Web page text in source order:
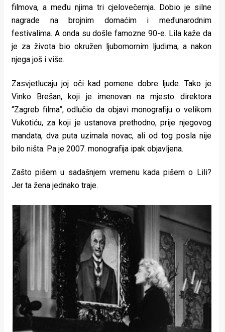
filmova, a među njima tri cjelovečernja. Dobio je silne
nagrade na brojnim domaćim i međunarodnim
festivalima. A onda su došle famozne 90-e. Lila kaže da
je za života bio okružen ljubomornim ljudima, a nakon
njega još i više.
Zasvjetlucaju joj oči kad pomene dobre ljude. Tako je
Vinko Brešan, koji je imenovan na mjesto direktora
“Zagreb filma”, odlučio da objavi monografiju o velikom
Vukotiću, za koji je ustanova prethodno, prije njegovog
mandata, dva puta uzimala novac, ali od tog posla nije
bilo ništa. Pa je 2007. monografija ipak objavljena.
Zašto pišem u sadašnjem vremenu kada pišem o Lili?
Jer ta žena jednako traje.